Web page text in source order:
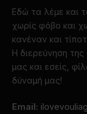
Εδώ τα λέμε και
χωρίς φόβο και
κανέναν και
Η διερεύνηση
μας και εσείς,
δύναμή μας!
Email: